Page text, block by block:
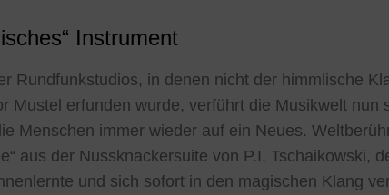
Instrument
Rundfunkstudios, in denen nicht der himmlische
Mustel erfunden wurde, verführt die Musikwelt nun
Menschen immer wieder auf ein Neues.
aus der Nussknackersuite von P.I. Tschaikowski,
und sich sofort in den magischen Klang